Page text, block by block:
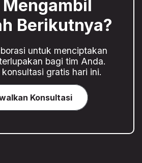
Mengambil
Berikutnya?
untuk menciptakan
bagi tim Anda.
gratis hari ini.
Konsultasi